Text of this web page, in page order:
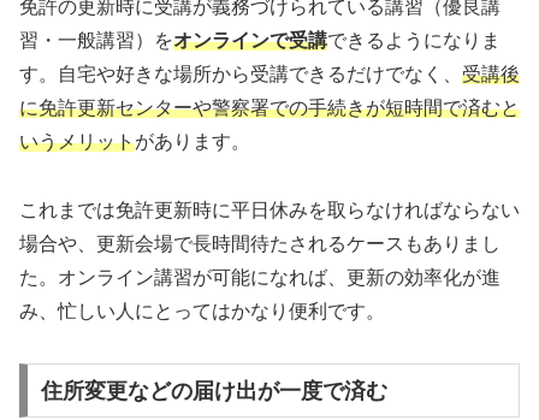
免許の更新時に受講が義務づけられている講習（優良講
習・一般講習）をオンラインで受講できるようになりま
す。自宅や好きな場所から受講できるだけでなく、 受講後
に免許更新センターや警察署での手続きが短時間で済むと
いうメリットがあります。
これまでは免許更新時に平日休みを取らなければならない
場合や、更新会場で長時間待たされるケースもありまし
た。オンライン講習が可能になれば、更新の効率化が進
み、忙しい人にとってはかなり便利です。
住所変更などの届け出が一度で済む